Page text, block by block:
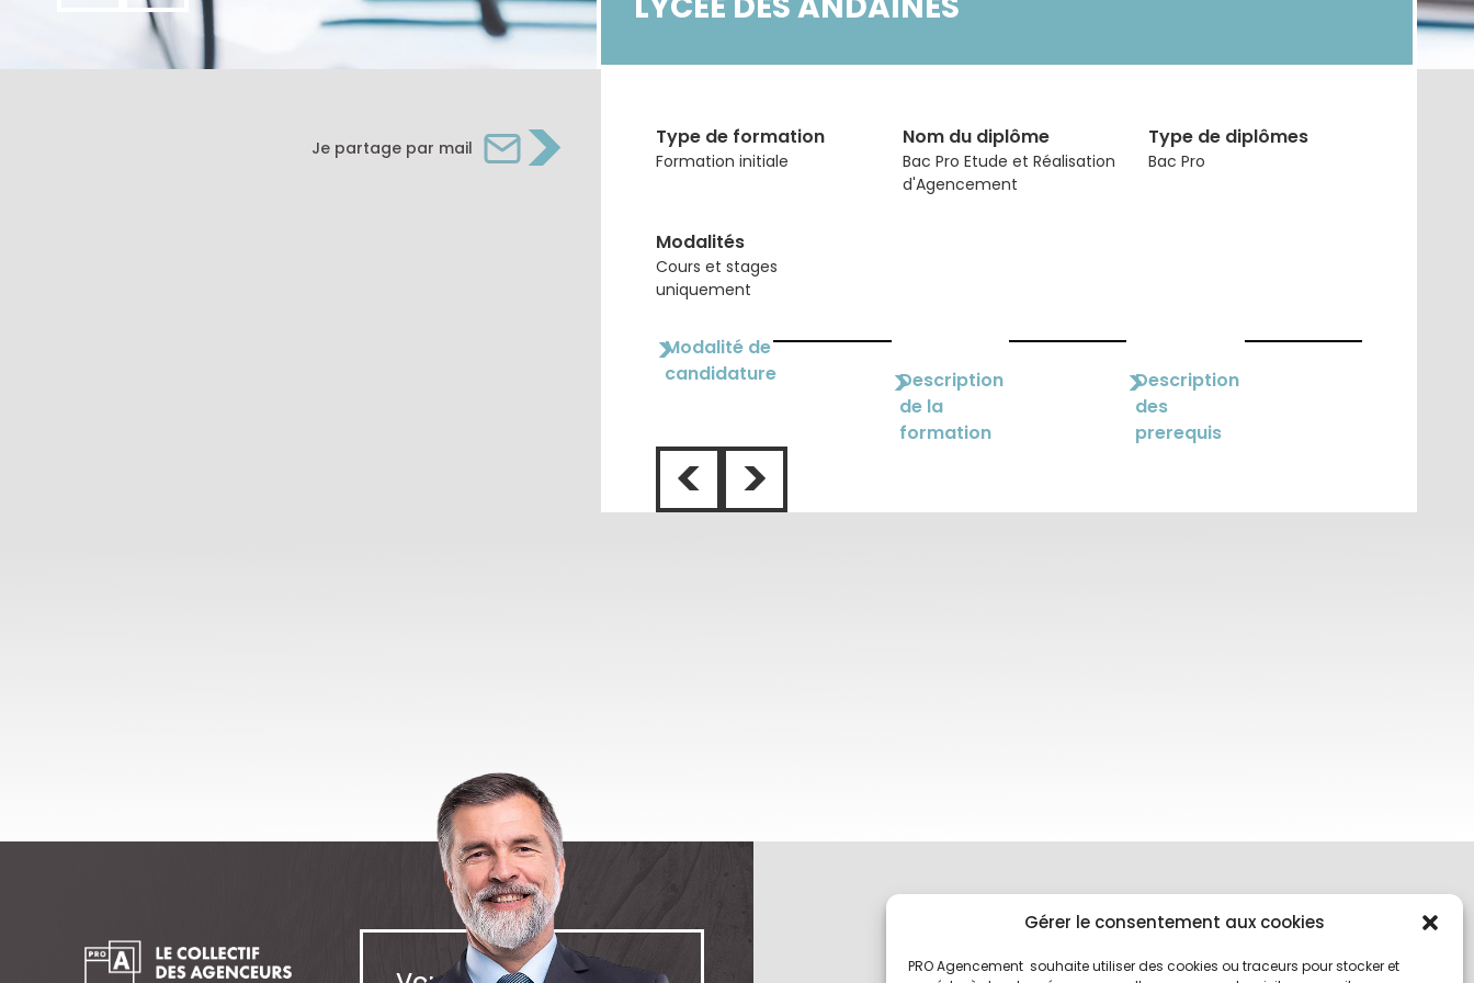
Gérer le consentement aux cookies
PRO Agencement souhaite utiliser des cookies ou traceurs pour stocker et
Je partage par mail > Type de formation
Formation initiale
Nom du diplôme
Bac Pro Etude et Réalisation
d'Agencement
Type de diplômes
Bac Pro
Modalités
Cours et stages
uniquement
>Modalité de
candidature
>
Description
de la
formation
>Description
des
prerequis
< >